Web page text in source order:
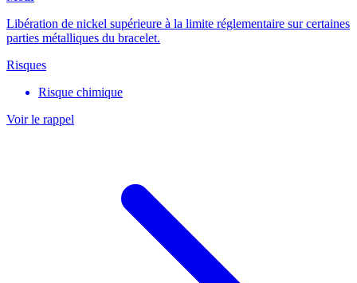
Libération de nickel supérieure à la limite réglementaire sur certaines
parties métalliques du bracelet.
Risques
Risque chimique
Voir le rappel